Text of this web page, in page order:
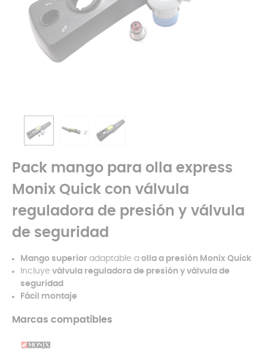
Pack mango para olla express
Monix Quick con válvula
reguladora de presión y válvula
de seguridad
Mango superior adaptable a olla a presión Monix Quick
Incluye válvula reguladora de presión y válvula de
seguridad
Fácil montaje
Marcas compatibles